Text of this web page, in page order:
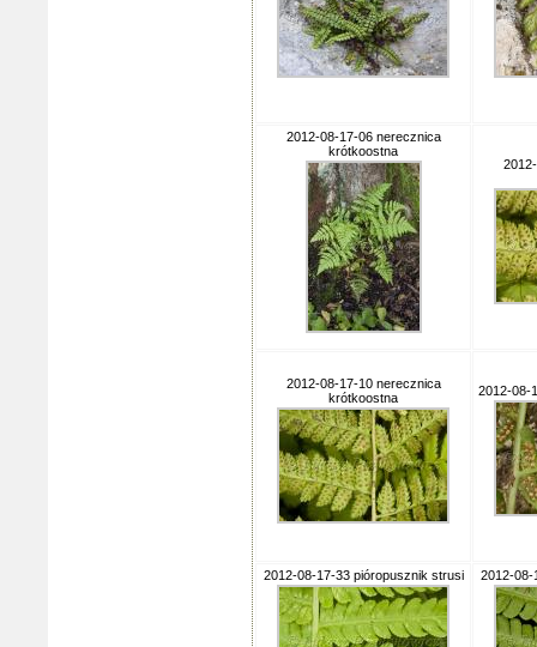
2012-08-17-06 nerecznica
krótkoostna
2012-08-17-10 nerecznica
krótkoostna
2012-08-
2012-08-17-33 pióropusznik strusi 2012-08-